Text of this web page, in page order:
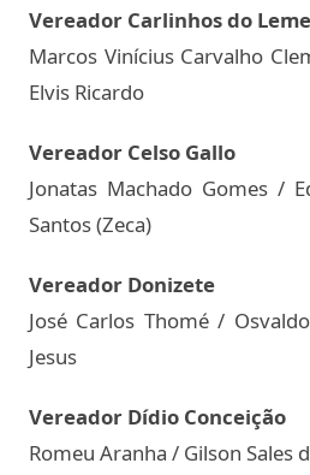
Vereador Carlinhos do Leme
Marcos Vinícius Carvalho
Elvis Ricardo
Vereador Celso Gallo
Jonatas Machado Gomes /
Santos (Zeca)
Vereador Donizete
José Carlos Thomé /
Jesus
Vereador Dídio Conceição
Romeu Aranha / Gilson Sales